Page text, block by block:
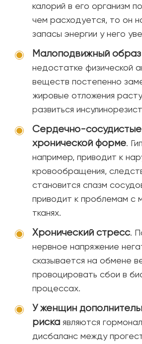
калорий в его организм
чем расходуется, то он
запасы энергии у него
Малоподвижный образ
недостатке физической
веществ постепенно
жировые отложения
развиться
Сердечно-сосудистые
хронической форме.
например, приводит к
кровообращения,
становится спазм
приводит к проблемам с
тканях.
Хронический стресс.
нервное напряжение
сказывается на обмене
провоцировать сбои в
процессах.
У женщин
риска являются
дисбаланс между